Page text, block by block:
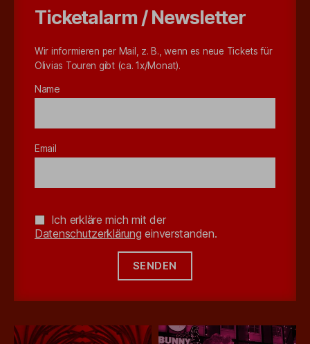
Ticketalarm / Newsletter
Wir informieren per Mail, z. B., wenn es neue Tickets für
Olivias Touren gibt (ca. 1x/Monat).
Name
Email
Ich erkläre mich mit der
Datenschutzerklärung einverstanden.